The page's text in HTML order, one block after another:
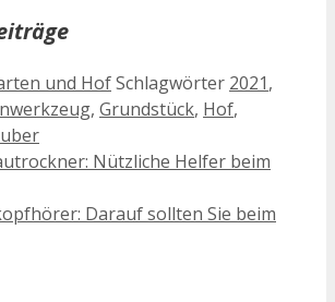
und HofSchlagwörter 2021,
, Grundstück, Hof,
Nützliche Helfer beim
Darauf sollten Sie beim